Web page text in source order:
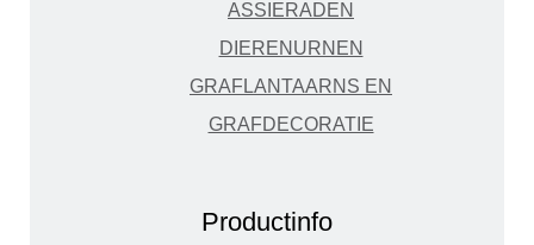
ASSIERADEN
DIERENURNEN
GRAFLANTAARNS EN
GRAFDECORATIE
Productinfo